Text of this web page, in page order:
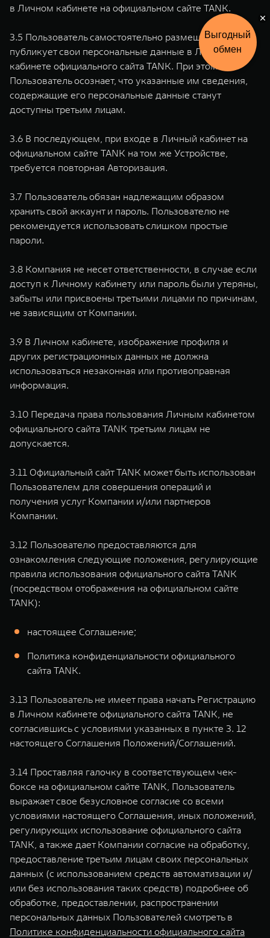
в Личном кабинете на официальном сайте TANK.
3.5 Пользователь самостоятельно размещает/
публикует свои персональные данные в Личном
кабинете официального сайта TANK. При этом
Пользователь осознает, что указанные им сведения,
содержащие его персональные данные станут
доступны третьим лицам.
3.6 В последующем, при входе в Личный кабинет на
официальном сайте TANK на том же Устройстве,
требуется повторная Авторизация.
3.7 Пользователь обязан надлежащим образом
хранить свой аккаунт и пароль. Пользователю не
рекомендуется использовать слишком простые
пароли.
3.8 Компания не несет ответственности, в случае если
доступ к Личному кабинету или пароль были утеряны,
забыты или присвоены третьими лицами по причинам,
не зависящим от Компании.
3.9 В Личном кабинете, изображение профиля и
других регистрационных данных не должна
использоваться незаконная или противоправная
информация.
3.10 Передача права пользования Личным кабинетом
официального сайта TANK третьим лицам не
допускается.
3.11 Официальный сайт TANK может быть использован
Пользователем для совершения операций и
получения услуг Компании и/или партнеров
Компании.
3.12 Пользователю предоставляются для
ознакомления следующие положения, регулирующие
правила использования официального сайта TANK
(посредством отображения на официальном сайте
TANK):
настоящее Соглашение;
Политика конфиденциальности официального
сайта TANK.
3.13 Пользователь не имеет права начать Регистрацию
в Личном кабинете официального сайта TANK, не
согласившись с условиями указанных в пункте 3. 12
настоящего Соглашения Положений/Соглашений.
3.14 Проставляя галочку в соответствующем чек-
боксе на официальном сайте TANK, Пользователь
выражает свое безусловное согласие со всеми
условиями настоящего Соглашения, иных положений,
регулирующих использование официального сайта
TANK, а также дает Компании согласие на обработку,
предоставление третьим лицам своих персональных
данных (с использованием средств автоматизации и/
или без использования таких средств) подробнее об
обработке, предоставлении, распространении
персональных данных Пользователей смотреть в
Политике конфиденциальности официального сайта
Рассчитать
кредит